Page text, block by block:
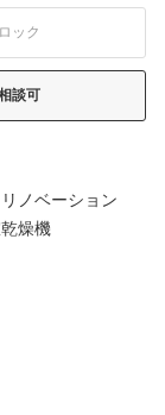
ック
談可
ノベーション
燥機